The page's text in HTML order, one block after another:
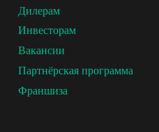
Дилерам
Инвесторам
Вакансии
Партнёрская программа
Франшиза